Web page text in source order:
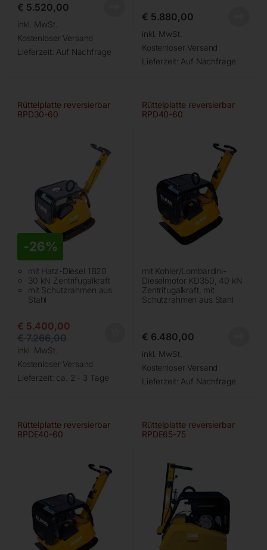
€ 5.520,00
inkl. MwSt.
Kostenloser Versand
Lieferzeit: Auf Nachfrage
€ 5.880,00
inkl. MwSt.
Kostenloser Versand
Lieferzeit: Auf Nachfrage
Rüttelplatte reversierbar
RPD30-60
-26%
mit Hatz-Diesel 1B20
30 kN Zentrifugalkraft
mit Schutzrahmen aus
Stahl
€ 5.400,00
€7.266,00
inkl. MwSt.
Kostenloser Versand
Lieferzeit: ca. 2 - 3 Tage
Rüttelplatte reversierbar
RPD40-60
mit Kohler/Lombardini-
Dieselmotor KD350, 40 kN
Zentrifugalkraft, mit
Schutzrahmen aus Stahl
€ 6.480,00
inkl. MwSt.
Kostenloser Versand
Lieferzeit: Auf Nachfrage
Rüttelplatte reversierbar
RPDE40-60
Rüttelplatte reversierbar
RPDE65-75